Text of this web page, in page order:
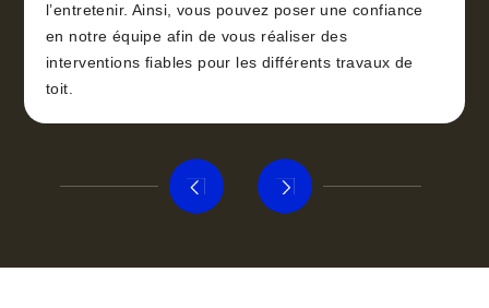
l’entretenir. Ainsi, vous pouvez poser une confiance
en notre équipe afin de vous réaliser des
interventions fiables pour les différents travaux de
toit.